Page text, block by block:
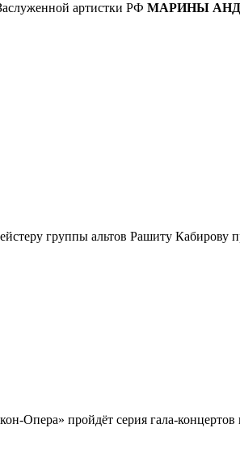
артистки РФ МАРИНЫ
группы альтов Рашиту
Опера» пройдёт серия гала-концертов